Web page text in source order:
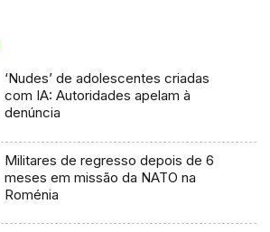
‘Nudes’ de adolescentes criadas
com IA: Autoridades apelam à
denúncia
Militares de regresso depois de 6
meses em missão da NATO na
Roménia